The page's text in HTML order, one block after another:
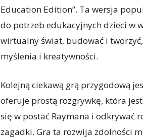
Education Edition”. Ta wersja
do potrzeb edukacyjnych dzieci w
wirtualny świat, budować i
myślenia i kreatywności.
Kolejną ciekawą grą przygodową
oferuje prostą rozgrywkę, która
się w postać Raymana i odkrywać
zagadki. Gra ta rozwija zdolności